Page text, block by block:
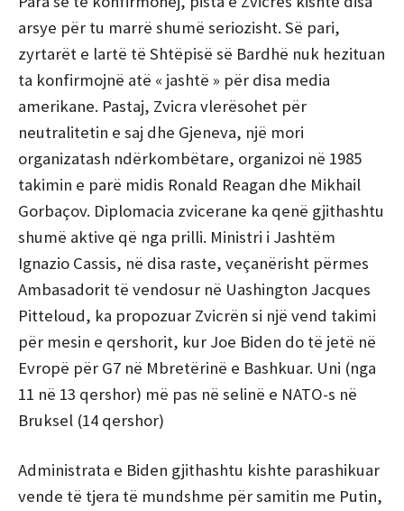
arsye për tu marrë shumë seriozisht. Së pari,
zyrtarët e lartë të Shtëpisë së Bardhë nuk hezituan
ta konfirmojnë atë « jashtë » për disa media
amerikane. Pastaj, Zvicra vlerësohet për
neutralitetin e saj dhe Gjeneva, një mori
organizatash ndërkombëtare, organizoi në 1985
takimin e parë midis Ronald Reagan dhe Mikhail
Gorbaçov. Diplomacia zvicerane ka qenë gjithashtu
shumë aktive që nga prilli. Ministri i Jashtëm
Ignazio Cassis, në disa raste, veçanërisht përmes
Ambasadorit të vendosur në Uashington Jacques
Pitteloud, ka propozuar Zvicrën si një vend takimi
për mesin e qershorit, kur Joe Biden do të jetë në
Evropë për G7 në Mbretërinë e Bashkuar. Uni (nga
11 në 13 qershor) më pas në selinë e NATO-s në
Bruksel (14 qershor)
Administrata e Biden gjithashtu kishte parashikuar
vende të tjera të mundshme për samitin me Putin,